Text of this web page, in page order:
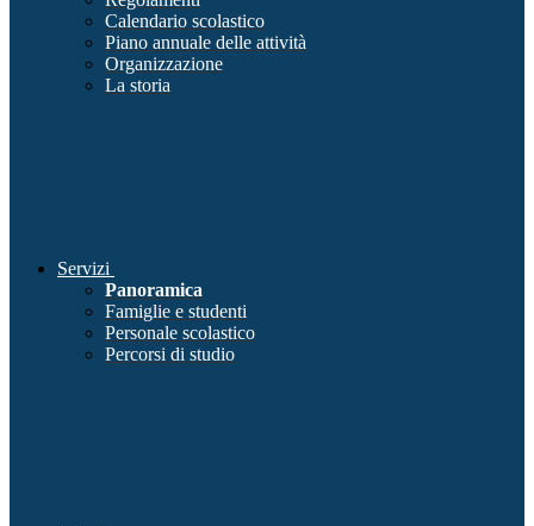
Calendario scolastico
Piano annuale delle attività
Organizzazione
La storia
Servizi
Panoramica
Famiglie e studenti
Personale scolastico
Percorsi di studio